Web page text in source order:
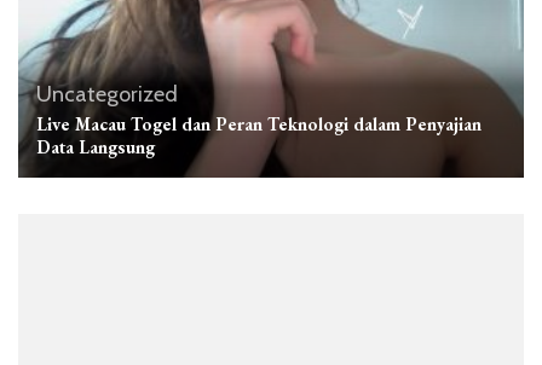
Uncategorized
Live Macau Togel dan Peran Teknologi dalam Penyajian
Data Langsung